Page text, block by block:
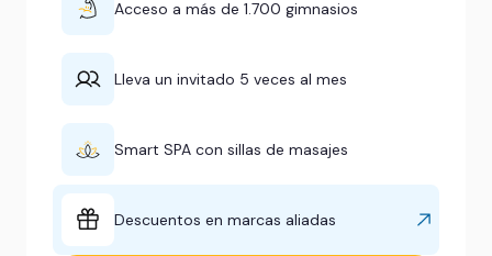
Acceso a más de 1.700 gimnasios
Lleva un invitado 5 veces al mes
Smart SPA con sillas de masajes
Descuentos en marcas aliadas